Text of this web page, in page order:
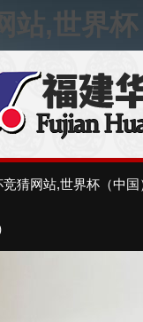
站,世界杯
猜网站,世界杯（中国